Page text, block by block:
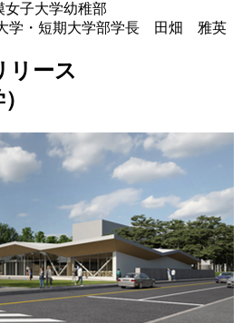
女子大学幼稚部
学・短期大学部学長 田畑 雅英
リース